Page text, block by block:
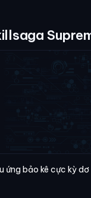
ứng bảo kê cực kỳ dơ